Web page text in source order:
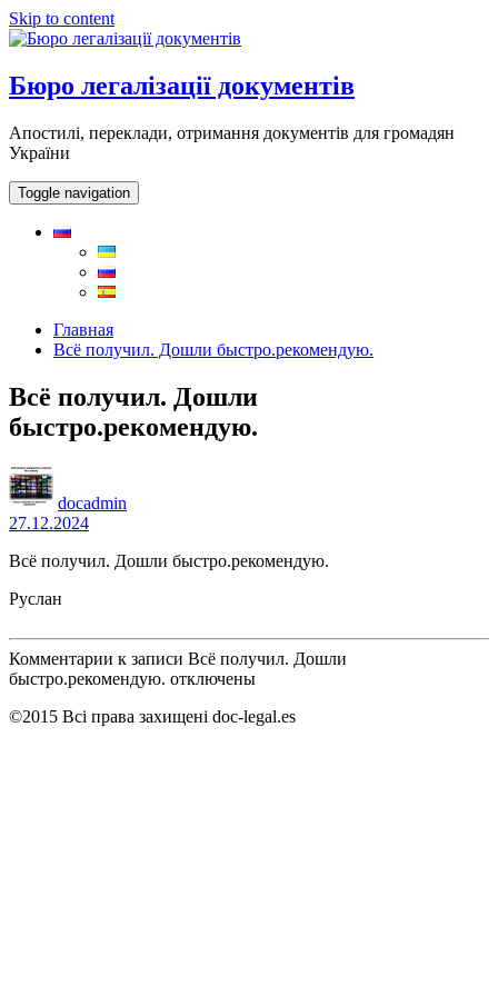
Skip to content
Бюро легалізації документів
Апостилі, переклади, отримання документів для громадян
України
Toggle navigation
Главная
Всё получил. Дошли быстро.рекомендую.
Всё получил. Дошли
быстро.рекомендую.
docadmin
27.12.2024
Всё получил. Дошли быстро.рекомендую.
Руслан
Комментарии к записи Всё получил. Дошли
быстро.рекомендую. отключены
©2015 Всі права захищені doc-legal.es